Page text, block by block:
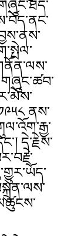
གཞུང་ཚབ་
ནས་
དེ་རྗེས་